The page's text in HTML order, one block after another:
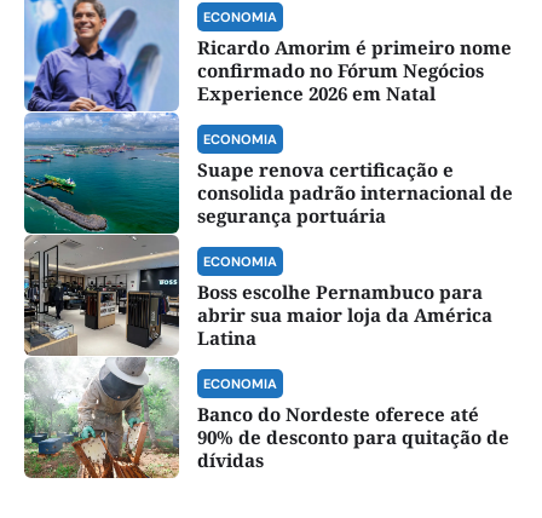
ECONOMIA
Ricardo Amorim é primeiro nome
confirmado no Fórum Negócios
Experience 2026 em Natal
ECONOMIA
Suape renova certificação e
consolida padrão internacional de
segurança portuária
ECONOMIA
Boss escolhe Pernambuco para
abrir sua maior loja da América
Latina
ECONOMIA
Banco do Nordeste oferece até
90% de desconto para quitação de
dívidas